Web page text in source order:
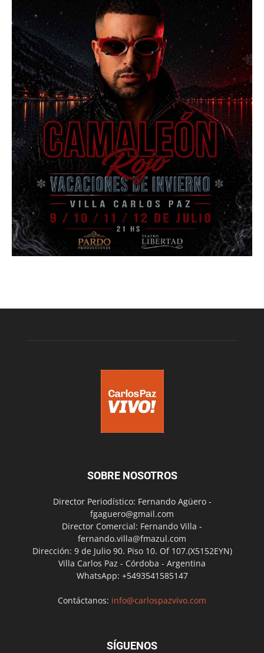
SOBRE NOSOTROS
Director Periodístico: Fernando Agüero -
fgaguero@gmail.com
Director Comercial: Fernando Villa -
fernando.villa@fmazul.com
Dirección: 9 de Julio 90. Piso 10. Of 107.(X5152EYN)
Villa Carlos Paz - Córdoba - Argentina
WhatsApp: +5493541585147
Contáctanos: info@carlospazvivo.com
SÍGUENOS